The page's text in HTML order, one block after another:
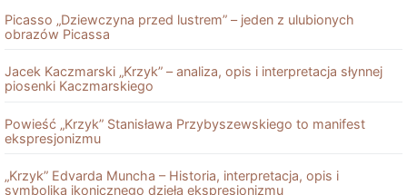
Picasso „Dziewczyna przed lustrem” – jeden z ulubionych
obrazów Picassa
Jacek Kaczmarski „Krzyk” – analiza, opis i interpretacja słynnej
piosenki Kaczmarskiego
Powieść „Krzyk” Stanisława Przybyszewskiego to manifest
ekspresjonizmu
„Krzyk” Edvarda Muncha – Historia, interpretacja, opis i
symbolika ikonicznego dzieła ekspresjonizmu